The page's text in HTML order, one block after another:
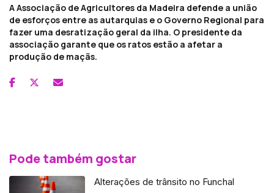
A Associação de Agricultores da Madeira defende a união
de esforços entre as autarquias e o Governo Regional para
fazer uma desratização geral da ilha. O presidente da
associação garante que os ratos estão a afetar a
produção de maçãs.
Pode também gostar
Alterações de trânsito no Funchal